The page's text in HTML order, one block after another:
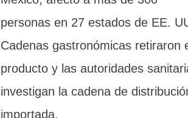
personas en 27 estados de EE.
Cadenas gastronómicas retiraron
producto y las autoridades
investigan la cadena de
importada.